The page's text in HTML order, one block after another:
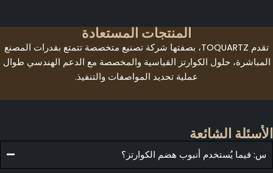
المنتجات المستعادة
تقدم TOQUARTZ، بصفتها شركة تصنيع متخصصة تتمتع بقدرات المصنع
المباشرة، حلول الكوارتز القياسية والمخصصة مع الدعم الهندسي طوال
عملية تحديد المواصفات والتنفيذ.
الأسئلة الشائعة
س: فيما يُستخدم أنبوب هضم الكوارتز؟